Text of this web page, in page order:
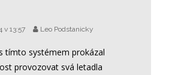
v 13:57 Leo Podstanicky
tímto systémem prokázal
provozovat svá letadla